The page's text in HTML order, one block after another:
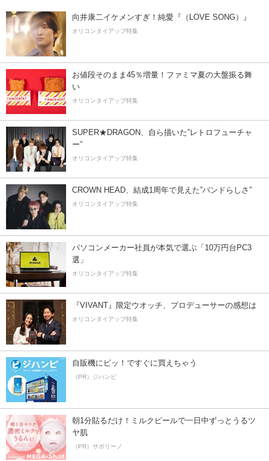
向井康二イケメンすぎ！純愛『（LOVE SONG）』
オリコンタイアップ特集
お値段そのまま45％増量！ファミマ夏の大盤振る舞
い
オリコンタイアップ特集
SUPER★DRAGON、自ら描いた”レトロフューチャ
ー”
オリコンタイアップ特集
CROWN HEAD、結成1周年で見えた”バンドらしさ”
オリコンタイアップ特集
パソコンメーカー社員が本気で選ぶ「10万円台PC3
選」
オリコンタイアップ特集
『VIVANT』限定ウオッチ、プロデューサーの感想は
オリコンタイアップ特集
自販機にピッ！ですぐに買えちゃう
（PR）ジハンピ
朝1分貼るだけ！ミルクピールで一日中ずっとうるツ
ヤ肌
（PR）サボリーノ